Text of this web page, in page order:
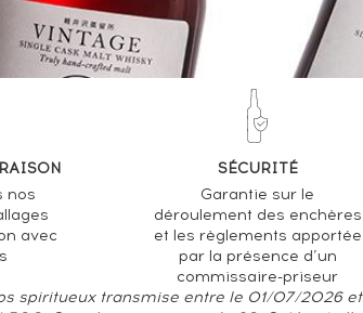
nos
avec
SÉCURITÉ
Garantie sur le
déroulement des enchères
et les règlements apportée
par la présence d’un
commissaire-priseur
spiritueux transmise entre le 01/07/2026 et